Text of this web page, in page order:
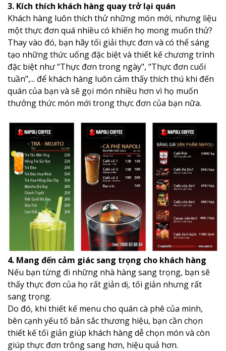
3. Kích thích khách hàng quay trở lại quán
Khách hàng luôn thích thử những món mới, nhưng liệu
một thực đơn quá nhiều có khiến họ mong muốn thử?
Thay vào đó, bạn hãy tối giải thực đơn và có thể sáng
tạo những thức uống đặc biệt và thiết kế chương trình
đặc biệt như “Thực đơn trong ngày", “Thực đơn cuối
tuần",... để khách hàng luôn cảm thấy thích thú khi đến
quán của bạn và sẽ gọi món nhiều hơn vì họ muốn
thưởng thức món mới trong thực đơn của bạn nữa.
4. Mang đến cảm giác sang trọng cho khách hàng
Nếu bạn từng đi những nhà hàng sang trọng, bạn sẽ
thấy thực đơn của họ rất giản dị, tối giản nhưng rất
sang trọng.
Do đó, khi thiết kế menu cho quán cà phê của mình,
bên cạnh yếu tố bản sắc thương hiệu, bạn cần chọn
thiết kế tối giản giúp khách hàng dễ chọn món và còn
giúp thực đơn trông sang hơn, hiệu quả hơn.